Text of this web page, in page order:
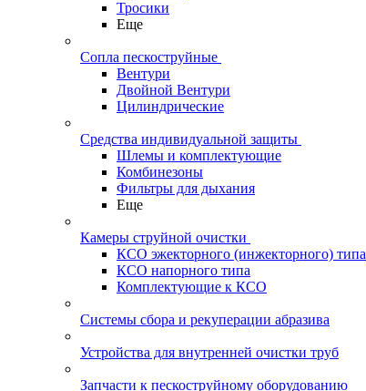
Тросики
Еще
Сопла пескоструйные
Вентури
Двойной Вентури
Цилиндрические
Средства индивидуальной защиты
Шлемы и комплектующие
Комбинезоны
Фильтры для дыхания
Еще
Камеры струйной очистки
КСО эжекторного (инжекторного) типа
КСО напорного типа
Комплектующие к КСО
Системы сбора и рекуперации абразива
Устройства для внутренней очистки труб
Запчасти к пескоструйному оборудованию